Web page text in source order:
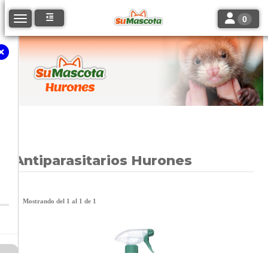
Toggle navigation Toggle
0
Antiparasitarios Hurones
Mostrando del 1 al 1 de 1